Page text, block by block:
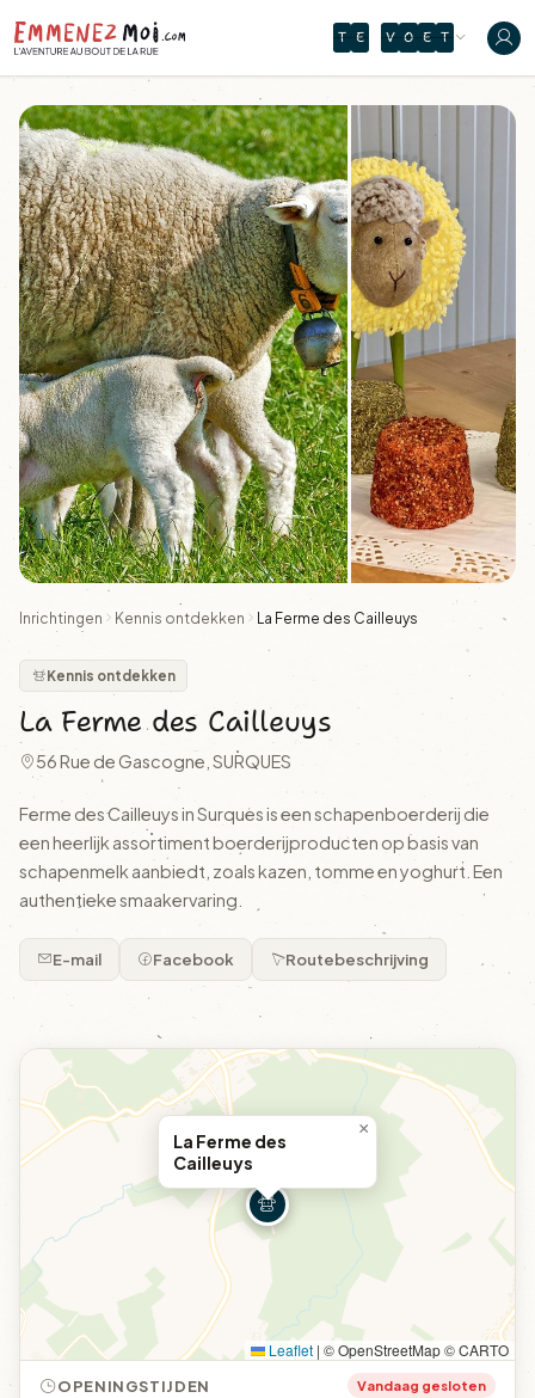
T E V O E T
Inrichtingen Kennis ontdekken La Ferme des Cailleuys
Kennis ontdekken
La Ferme des Cailleuys
56 Rue de Gascogne, SURQUES
Ferme des Cailleuys in Surques is een schapenboerderij die
een heerlijk assortiment boerderijproducten op basis van
schapenmelk aanbiedt, zoals kazen, tomme en yoghurt. Een
authentieke smaakervaring.
E-mail Facebook Routebeschrijving
La Ferme des
Cailleuys
×
Leaflet | © OpenStreetMap © CARTO
OPENINGSTIJDEN Vandaag gesloten